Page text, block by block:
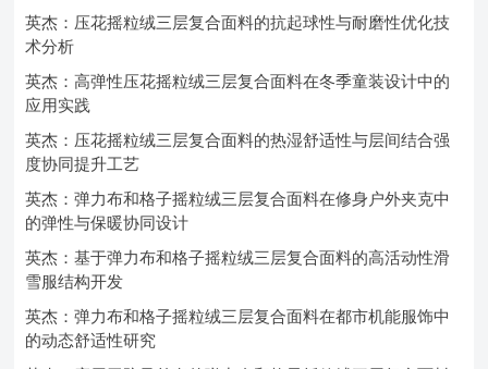
英杰：压花摇粒绒三层复合面料的抗起球性与耐磨性优化技
术分析
英杰：高弹性压花摇粒绒三层复合面料在冬季童装设计中的
应用实践
英杰：压花摇粒绒三层复合面料的热湿舒适性与层间结合强
度协同提升工艺
英杰：弹力布和格子摇粒绒三层复合面料在修身户外夹克中
的弹性与保暖协同设计
英杰：基于弹力布和格子摇粒绒三层复合面料的高活动性滑
雪服结构开发
英杰：弹力布和格子摇粒绒三层复合面料在都市机能服饰中
的动态舒适性研究